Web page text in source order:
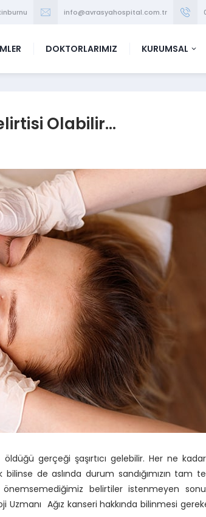
info@avrasyahospital.com.tr
DOKTORLARIMIZ KURUMSAL
Olabilir…
gerçeği şaşırtıcı gelebilir. Her ne kadar
de aslında durum sandığımızın tam
belirtiler istenmeyen
Uzmanı Ağız kanseri hakkında bilinmesi